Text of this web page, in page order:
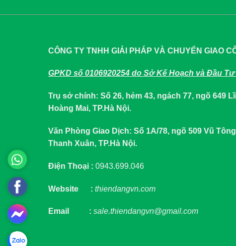
CÔNG TY TNHH GIẢI PHÁP VÀ CHUYỂN GIAO
GPKD số 0106920254 do Sở Kế Hoạch và Đầu
Trụ sở chính: Số 26, hẻm 43, ngách 77, ngõ 649
Hoàng Mai, TP.Hà Nội.
Văn Phòng Giao Dịch: Số 1A/78, ngõ 509 Vũ
Thanh Xuân, TP.Hà Nội.
Điện Thoại : 0943.699.046
Website : thiendangvn.com
Email : sale.thiendangvn@gmail.com